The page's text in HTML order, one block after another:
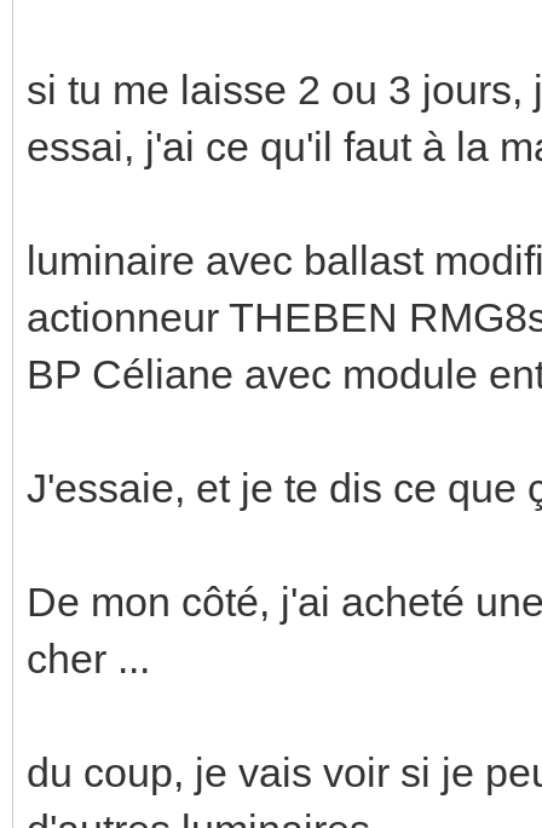
si tu me laisse 2 ou 3
essai, j'ai ce qu'il faut à la
luminaire avec ballast
actionneur THEBEN
BP Céliane avec module
J'essaie, et je te dis ce que
De mon côté, j'ai acheté
cher ...
du coup, je vais voir si je